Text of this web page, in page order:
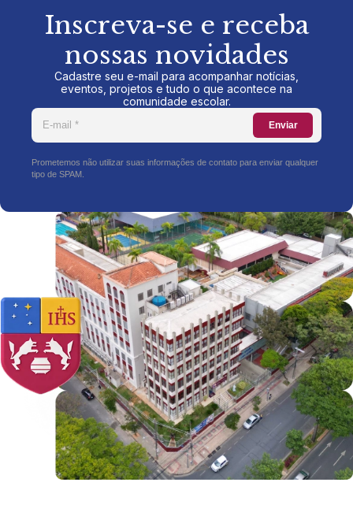
Inscreva-se e receba
nossas novidades
Cadastre seu e-mail para acompanhar notícias,
eventos, projetos e tudo o que acontece na
comunidade escolar.
Enviar
Prometemos não utilizar suas informações de contato para enviar qualquer
tipo de SPAM.